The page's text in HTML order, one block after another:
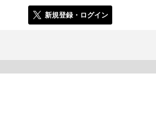
新規登録・ログイン